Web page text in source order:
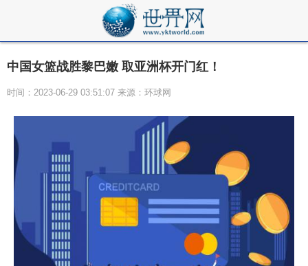
中国女篮战胜黎巴嫩 取亚洲杯开门红！
时间：2023-06-29 03:51:07 来源：环球网